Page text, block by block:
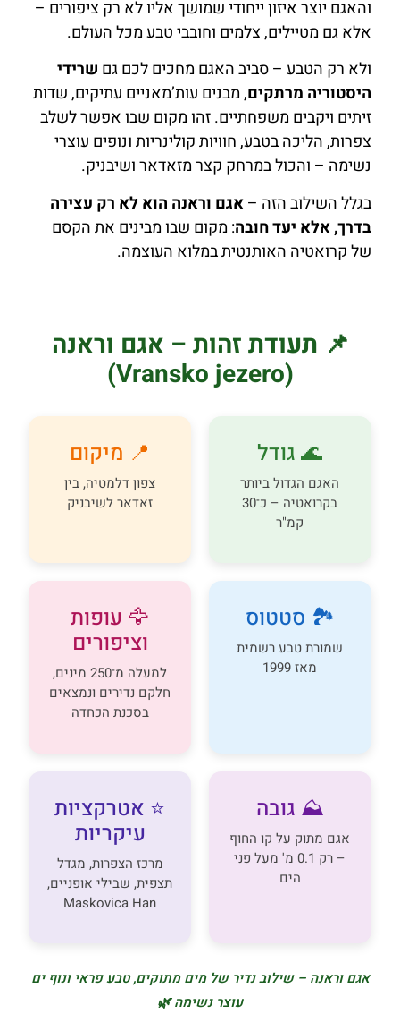
והאגם יוצר איזון ייחודי שמושך אליו לא רק ציפורים –
אלא גם מטיילים, צלמים וחובבי טבע מכל העולם.
ולא רק הטבע – סביב האגם מחכים לכם גם שרידי
היסטוריה מרתקים, מבנים עות’מאניים עתיקים, שדות
זיתים ויקבים משפחתיים. זהו מקום שבו אפשר לשלב
צפרות, הליכה בטבע, חוויות קולינריות ונופים עוצרי
נשימה – והכול במרחק קצר מזאדאר ושיבניק.
בגלל השילוב הזה –אגם וראנה הוא לא רק עצירה
בדרך, אלא יעד חובה: מקום שבו מבינים את הקסם
של קרואטיה האותנטית במלוא העוצמה.
📌 תעודת זהות – אגם וראנה
(Vransko jezero)
🌊 גודל
האגם הגדול ביותר
בקרואטיה – כ־30
קמ"ר
📍 מיקום
צפון דלמטיה, בין
זאדאר לשיבניק
🏞️ סטטוס
שמורת טבע רשמית
מאז 1999
🦅 עופות
וציפורים
למעלה מ־250 מינים,
חלקם נדירים ונמצאים
בסכנת הכחדה
⛰️ גובה
אגם מתוק על קו החוף
– רק 0.1 מ' מעל פני
הים
⭐ אטרקציות
עיקריות
מרכז הצפרות, מגדל
תצפית, שבילי אופניים,
Maskovica Han
אגם וראנה – שילוב נדיר של מים מתוקים, טבע פראי ונוף ים
עוצר נשימה 🌿